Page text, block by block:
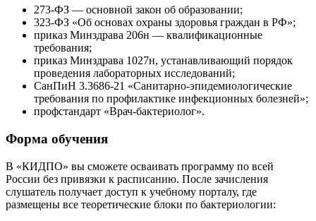
273-ФЗ — основной закон об образовании;
323-ФЗ «Об основах охраны здоровья граждан в РФ»;
приказ Минздрава 206н — квалификационные
требования;
приказ Минздрава 1027н, устанавливающий порядок
проведения лабораторных исследований;
СанПиН 3.3686-21 «Санитарно-эпидемиологические
требования по профилактике инфекционных болезней»;
профстандарт «Врач-бактериолог».
Форма обучения
В «КИДПО» вы сможете осваивать программу по всей
России без привязки к расписанию. После зачисления
слушатель получает доступ к учебному порталу, где
размещены все теоретические блоки по бактериологии: